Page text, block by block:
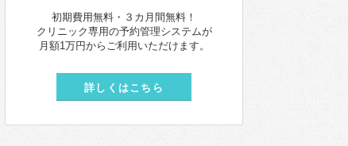
初期費用無料・３カ月間無料！
クリニック専用の予約管理システムが
月額1万円からご利用いただけます。
詳しくはこちら